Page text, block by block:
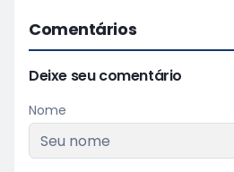
Comentários
Deixe seu comentário
Nome